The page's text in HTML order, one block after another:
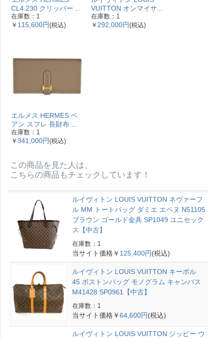
CL4.230 クリッパー ナ
クレ 腕時計 シェル文字
盤 ベゼル12Pダイヤ レ
在庫数：1
￥ 115,600円(税込)
VUITTON オンマイサ
イドMM ハンドバッグ
2WAY レザー M53825
在庫数：1
￥ 292,000円(税込)
エルメス HERMES ベ
アン スフレ 長財布 ヴ
ォーエプソン Y刻印 エ
トゥープ ゴールド金具
在庫数：1
￥ 341,000円(税込)
この商品を見た人は、
こちらの商品もチェックしています！
ルイヴィトン LOUIS VUITTON ネヴァーフ
ル MM トートバッグ ダミエ エベヌ N51105
ブラウン ゴールド金具 SP1049 ユニセック
ス【中古】
在庫数：1
当サイト価格￥ 125,400円(税込)
ルイヴィトン LOUIS VUITTON キーポル
45 ボストンバッグ モノグラム キャンバス
M41428 SP0961【中古】
在庫数：1
当サイト価格￥64,600円(税込)
ルイヴィトン LOUIS VUITTON ジッピー ウ